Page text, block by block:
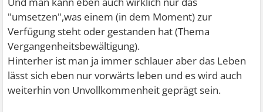
"umsetzen",was einem (in dem Moment) zur
Verfügung steht oder gestanden hat (Thema
Vergangenheitsbewältigung).
Hinterher ist man ja immer schlauer aber das Leben
lässt sich eben nur vorwärts leben und es wird auch
weiterhin von Unvollkommenheit geprägt sein.